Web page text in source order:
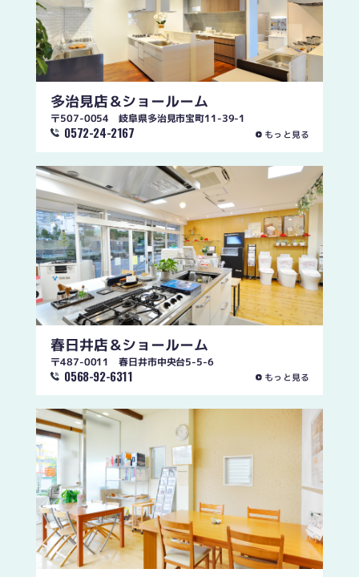
多治見店＆ショールーム
〒507-0054 岐阜県多治見市宝町11-39-1
0572-24-2167 もっと見る
春日井店＆ショールーム
〒487-0011 春日井市中央台5-5-6
0568-92-6311 もっと見る